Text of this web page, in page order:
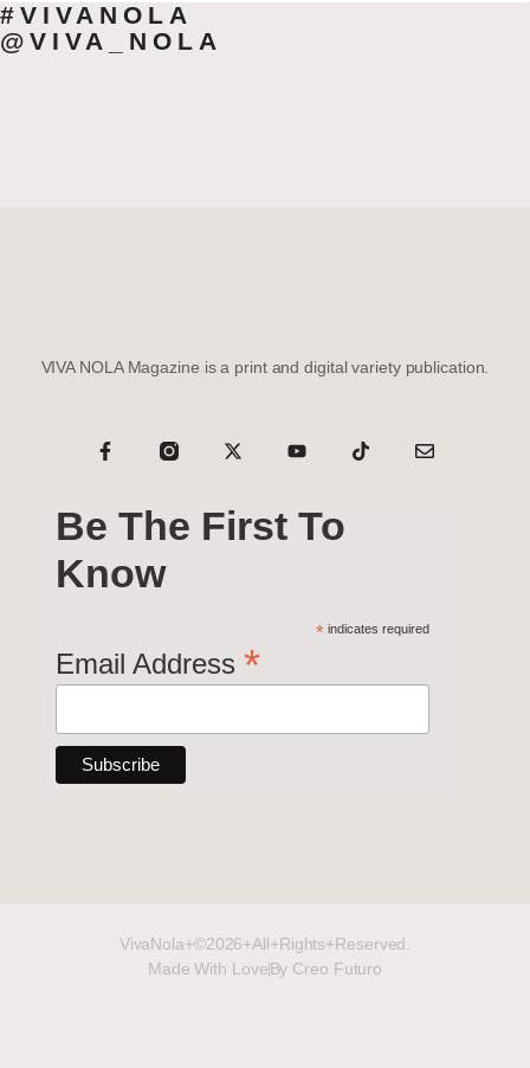
#VIVANOLA
@VIVA_NOLA
VIVA NOLA Magazine is a print and digital variety publication.
Be The First To
Know
* indicates required
Email Address *
VivaNola+©2026+All+Rights+Reserved.
Made With LoveBy Creo Futuro